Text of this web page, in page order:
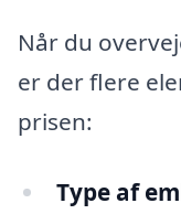
Når du
er der flere
prisen:
Type af